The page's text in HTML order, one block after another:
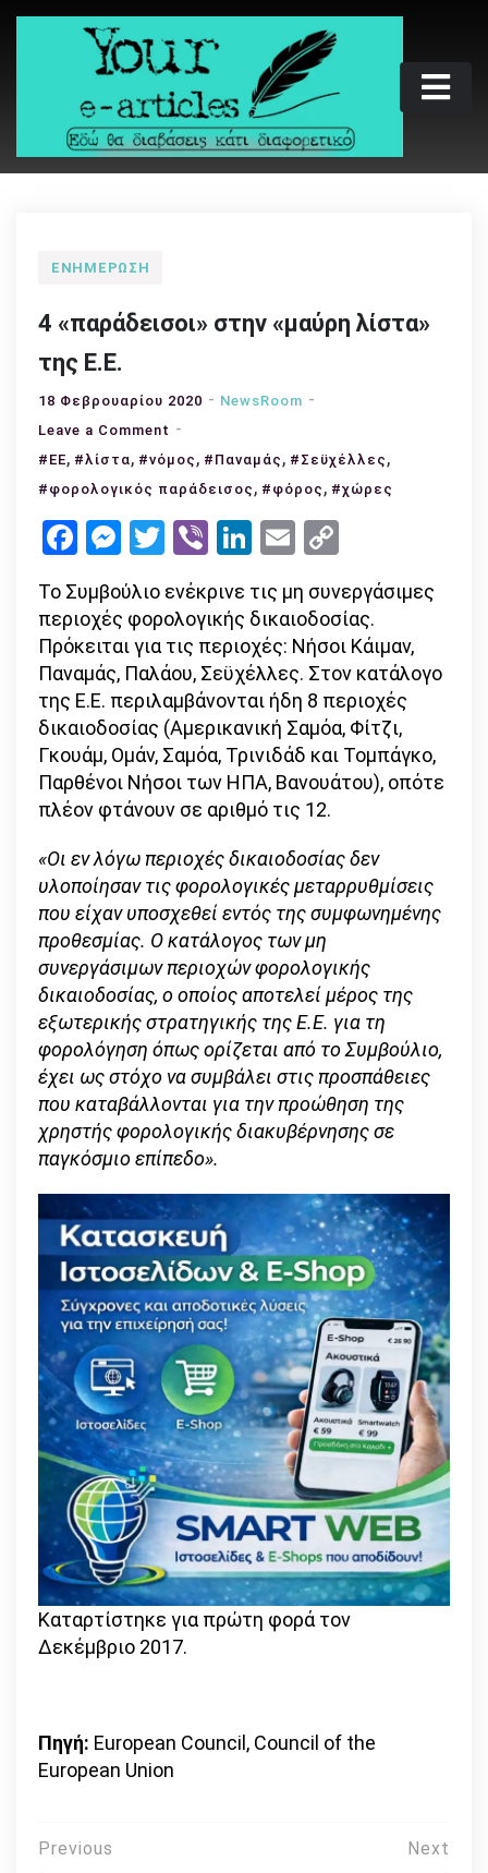
Skip
Your e-articles
Εδώ θα διαβάσεις κάτι διαφορετικό
ΕΝΗΜΈΡΩΣΗ
4 «παράδεισοι» στην «μαύρη λίστα»
της Ε.Ε.
18 Φεβρουαρίου 2020
NewsRoom
Leave a Comment on
4
«παράδεισοι»
«μαύρη
της
Ε.Ε.
#ΕΕ, #λίστα, #νόμος , #Παναμάς , #Σεϋχέλλες ,
#φορολογικός παράδεισος , #φόρος , #χώρες
Facebook
Messenger
Twitter
ViberLinkedIn
Email
Link
Το Συμβούλιο ενέκρινε τις μη συνεργάσιμες
περιοχές φορολογικής δικαιοδοσίας.
Πρόκειται για τις περιοχές: Νήσοι Κάιμαν,
Παναμάς, Παλάου, Σεϋχέλλες. Στον κατάλογο
της Ε.Ε. περιλαμβάνονται ήδη 8 περιοχές
δικαιοδοσίας (Αμερικανική Σαμόα, Φίτζι,
Γκουάμ, Ομάν, Σαμόα, Τρινιδάδ και Τομπάγκο,
Παρθένοι Νήσοι των ΗΠΑ, Βανουάτου), οπότε
πλέον φτάνουν σε αριθμό τις 12.
«Οι εν λόγω περιοχές δικαιοδοσίας δεν
υλοποίησαν τις φορολογικές μεταρρυθμίσεις
που είχαν υποσχεθεί εντός της συμφωνημένης
προθεσμίας. Ο κατάλογος των μη
συνεργάσιμων περιοχών φορολογικής
δικαιοδοσίας, ο οποίος αποτελεί μέρος της
εξωτερικής στρατηγικής της Ε.Ε. για τη
φορολόγηση όπως ορίζεται από το Συμβούλιο,
έχει ως στόχο να συμβάλει στις προσπάθειες
που καταβάλλονται για την προώθηση της
χρηστής φορολογικής διακυβέρνησης σε
παγκόσμιο επίπεδο».
Καταρτίστηκε για πρώτη φορά τον
Δεκέμβριο 2017.
Πηγή: European Council, Council of the
European Union
Πλοήγηση
Previous Next